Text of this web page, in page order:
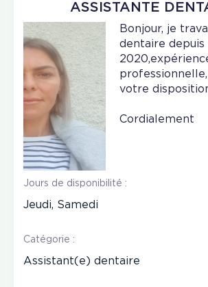
ASSISTANTE
Bonjour, je
dentaire depuis
votre
Cordialement
Jours de disponibilité :
Jeudi, Samedi
Catégorie :
Assistant(e) dentaire